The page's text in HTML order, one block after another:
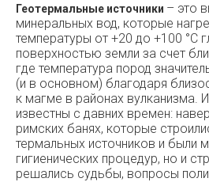
Геотермальные источники – это
минеральных вод, которые
температуры от +20 до +100 °C
поверхностью земли за счет
где температура пород
(и в основном) благодаря
к магме в районах вулканизма.
известны с давних времен:
римских банях, которые
термальных источников и были
гигиенических процедур, но и
решались судьбы, вопросы